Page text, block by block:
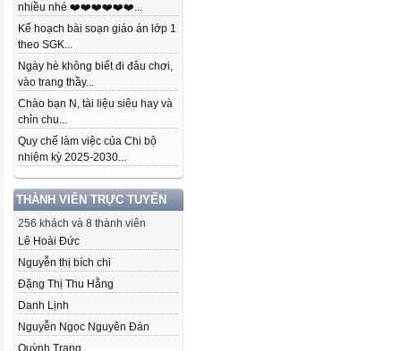
nhiều nhé ❤️❤️❤️❤️❤️❤️...
Kế hoạch bài soạn giáo án lớp 1
theo SGK...
Ngày hè không biết đi đâu chơi,
vào trang thầy...
Chào bạn N, tài liệu siêu hay và
chỉn chu...
Quy chế làm việc của Chi bộ
nhiệm kỳ 2025-2030...
THÀNH VIÊN TRỰC TUYẾN
256 khách và 8 thành viên
Lê Hoài Đức
Nguyễn thị bích chi
Đặng Thị Thu Hằng
Danh Lịnh
Nguyễn Ngọc Nguyên Đán
Quỳnh Trang